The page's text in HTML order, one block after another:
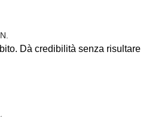
Dà credibilità senza risultare